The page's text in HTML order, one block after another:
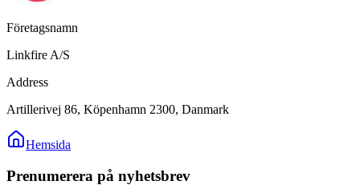
Företagsnamn
Linkfire A/S
Address
Artillerivej 86, Köpenhamn 2300, Danmark
Hemsida
Prenumerera på nyhetsbrev